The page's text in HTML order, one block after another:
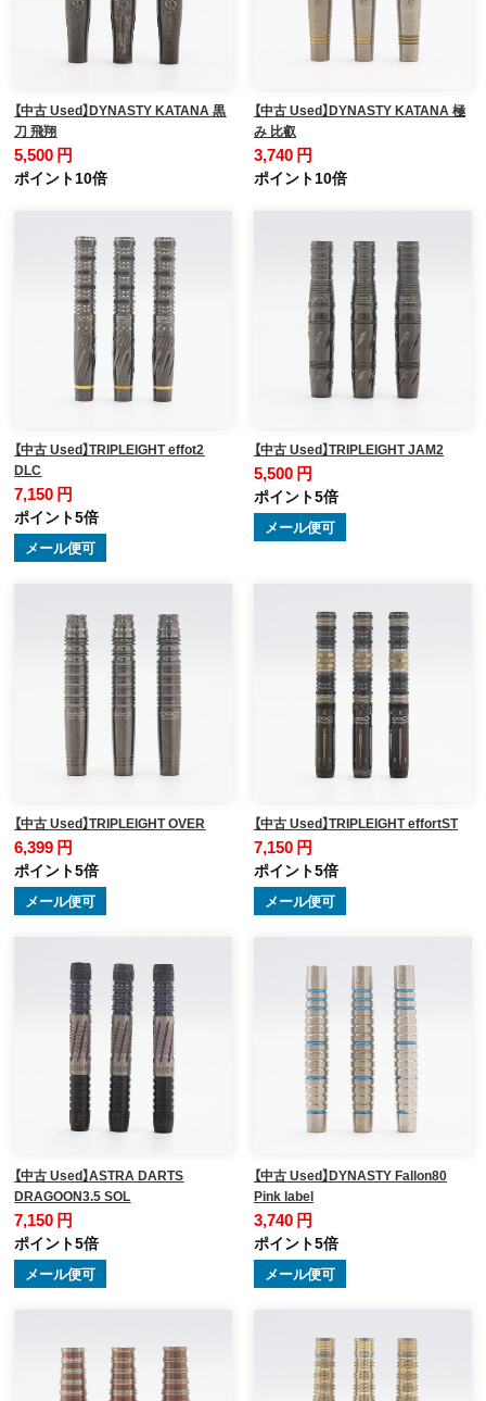
【中古 Used】DYNASTY KATANA 黒
刀 飛翔
5,500 円
ポイント10倍
【中古 Used】DYNASTY KATANA 極
み 比叡
3,740 円
ポイント10倍
【中古 Used】TRIPLEIGHT effot2
DLC
7,150 円
ポイント5倍
メール便可
【中古 Used】TRIPLEIGHT JAM2
5,500 円
ポイント5倍
メール便可
【中古 Used】TRIPLEIGHT OVER
6,399 円
ポイント5倍
メール便可
【中古 Used】TRIPLEIGHT effortST
7,150 円
ポイント5倍
メール便可
【中古 Used】ASTRA DARTS
DRAGOON3.5 SOL
7,150 円
ポイント5倍
メール便可
【中古 Used】DYNASTY Fallon80
Pink label
3,740 円
ポイント5倍
メール便可